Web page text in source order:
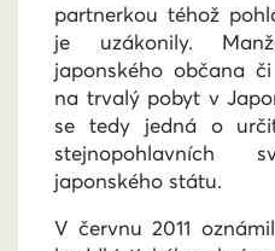
partnerkou téhož
je uzákonily.
japonského občana
na trvalý pobyt v
se tedy jedná o
japonského státu.
V červnu 2011